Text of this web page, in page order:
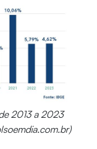
2013 a 2023